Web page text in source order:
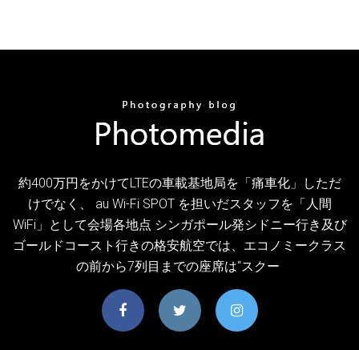
約400万円をかけてLTEの車載基地局を「痛車化」しただ
けでなく、 au Wi-Fi SPOT を担いだスタッフを「人間
WiFi」として会場各地点 シンガポール発シドニー行き及び
ゴールドコースト行きの格安航空では、エコノミークラス
の前から7列目までの座席は“スクー